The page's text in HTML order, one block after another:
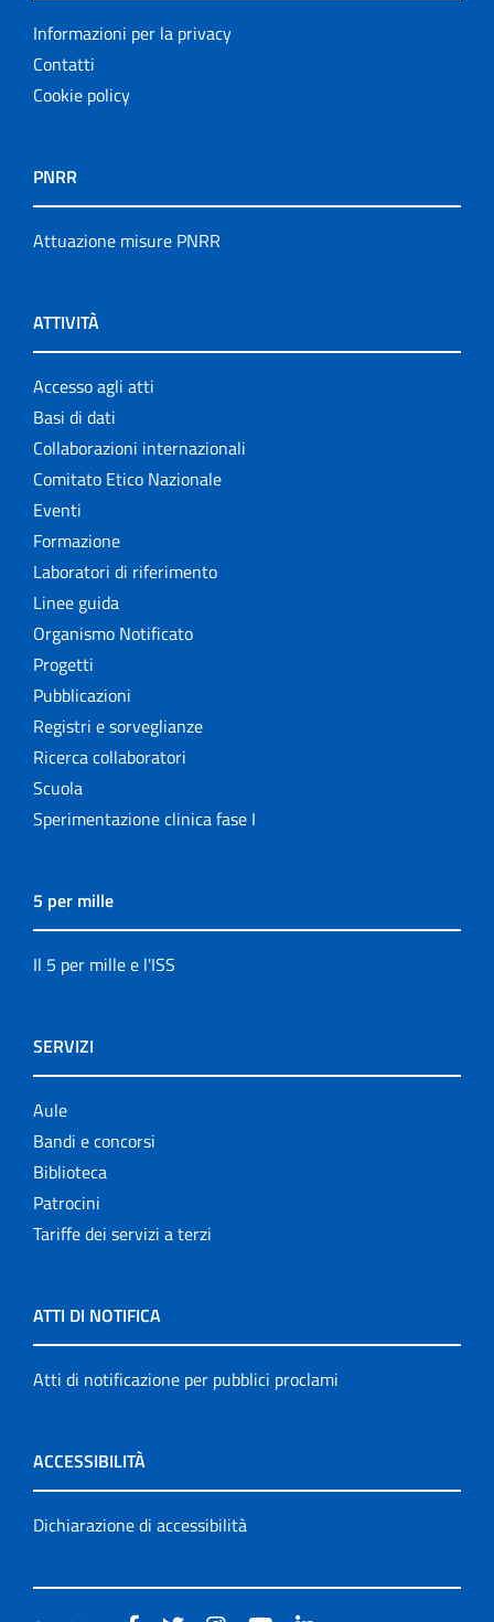
Informazioni per la privacy
Contatti
Cookie policy
PNRR
Attuazione misure PNRR
ATTIVITÀ
Accesso agli atti
Basi di dati
Collaborazioni internazionali
Comitato Etico Nazionale
Eventi
Formazione
Laboratori di riferimento
Linee guida
Organismo Notificato
Progetti
Pubblicazioni
Registri e sorveglianze
Ricerca collaboratori
Scuola
Sperimentazione clinica fase I
5 per mille
Il 5 per mille e l'ISS
SERVIZI
Aule
Bandi e concorsi
Biblioteca
Patrocini
Tariffe dei servizi a terzi
ATTI DI NOTIFICA
Atti di notificazione per pubblici proclami
ACCESSIBILITÀ
Dichiarazione di accessibilità